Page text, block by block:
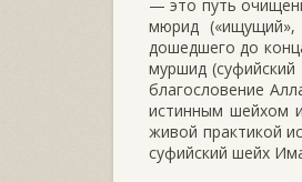
— это путь
мюрид («ищущий»,
дошедшего до
муршид
благословение
истинным шейхом
живой практикой
суфийский шейх